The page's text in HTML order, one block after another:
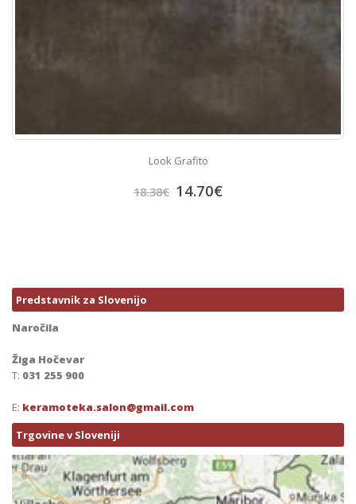
Look Grafito
18.38€ 14.70€
Predstavnik za Slovenijo
Naročila
Žiga Hočevar
T: 031 255 900
E: keramoteka.salon@gmail.com
Trgovine v Sloveniji